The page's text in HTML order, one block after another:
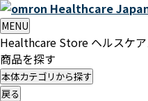
Healthcare
MENU
Healthcare Store ヘルスケ
商品を探す
本体カテゴリから探す
戻る